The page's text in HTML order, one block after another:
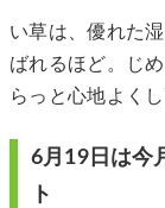
い草は、優れた
ばれるほど。じ
らっと心地よくし
6月19日は今
ト